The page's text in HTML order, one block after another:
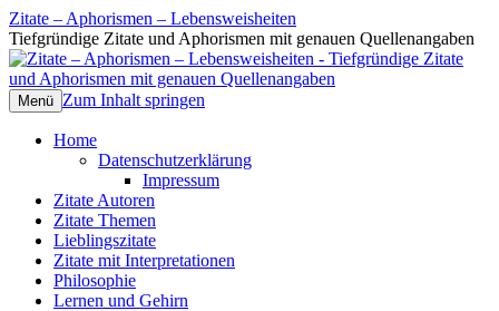
Zitate – Aphorismen – Lebensweisheiten
Tiefgründige Zitate und Aphorismen mit genauen Quellenangaben
Menü Zum Inhalt springen
Home
Datenschutzerklärung
Impressum
Zitate Autoren
Zitate Themen
Lieblingszitate
Zitate mit Interpretationen
Philosophie
Lernen und Gehirn